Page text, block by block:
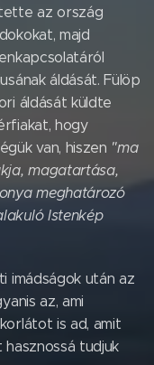
az ország
majd
áldását. Fülöp
áldását küldte
hogy
van, hiszen "ma
magatartása,
meghatározó
Istenkép
imádságok után az
az, ami
is ad, amit
tudjuk